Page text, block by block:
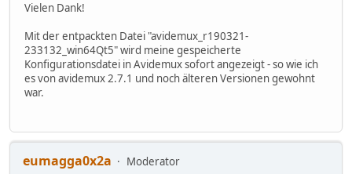
Vielen Dank!
Mit der entpackten Datei "avidemux_r190321-
233132_win64Qt5" wird meine gespeicherte
Konfigurationsdatei in Avidemux sofort angezeigt - so wie ich
es von avidemux 2.7.1 und noch älteren Versionen gewohnt
war.
eumagga0x2a
Moderator